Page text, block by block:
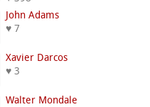
John Adams
♥ 7
Xavier Darcos
♥ 3
Walter Mondale